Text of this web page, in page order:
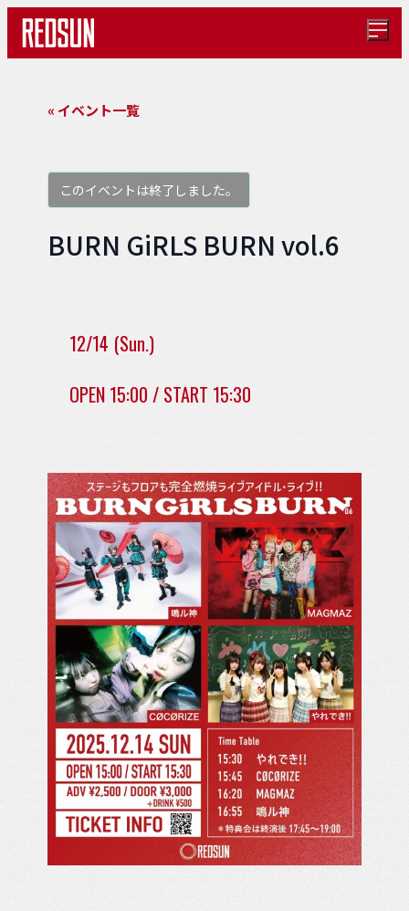
メ
« イベント一覧
このイベントは終了しました。
BURN GiRLS BURN vol.6
12/14 (Sun.)
OPEN 15:00 / START 15:30